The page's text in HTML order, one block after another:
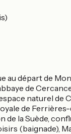
au départ de
de
naturel
de
la Suède,
(baignade),